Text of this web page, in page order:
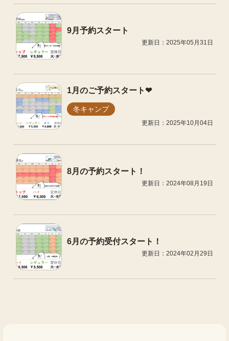
9月予約スタート
更新日：2025年05月31日
1月のご予約スタート❤
冬キャンプ
更新日：2025年10月04日
8月の予約スタート！
更新日：2024年08月19日
6月の予約受付スタート！
更新日：2024年02月29日